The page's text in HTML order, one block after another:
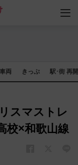
両 きっぷ 駅･街 再
スマストレ
校×和歌山線